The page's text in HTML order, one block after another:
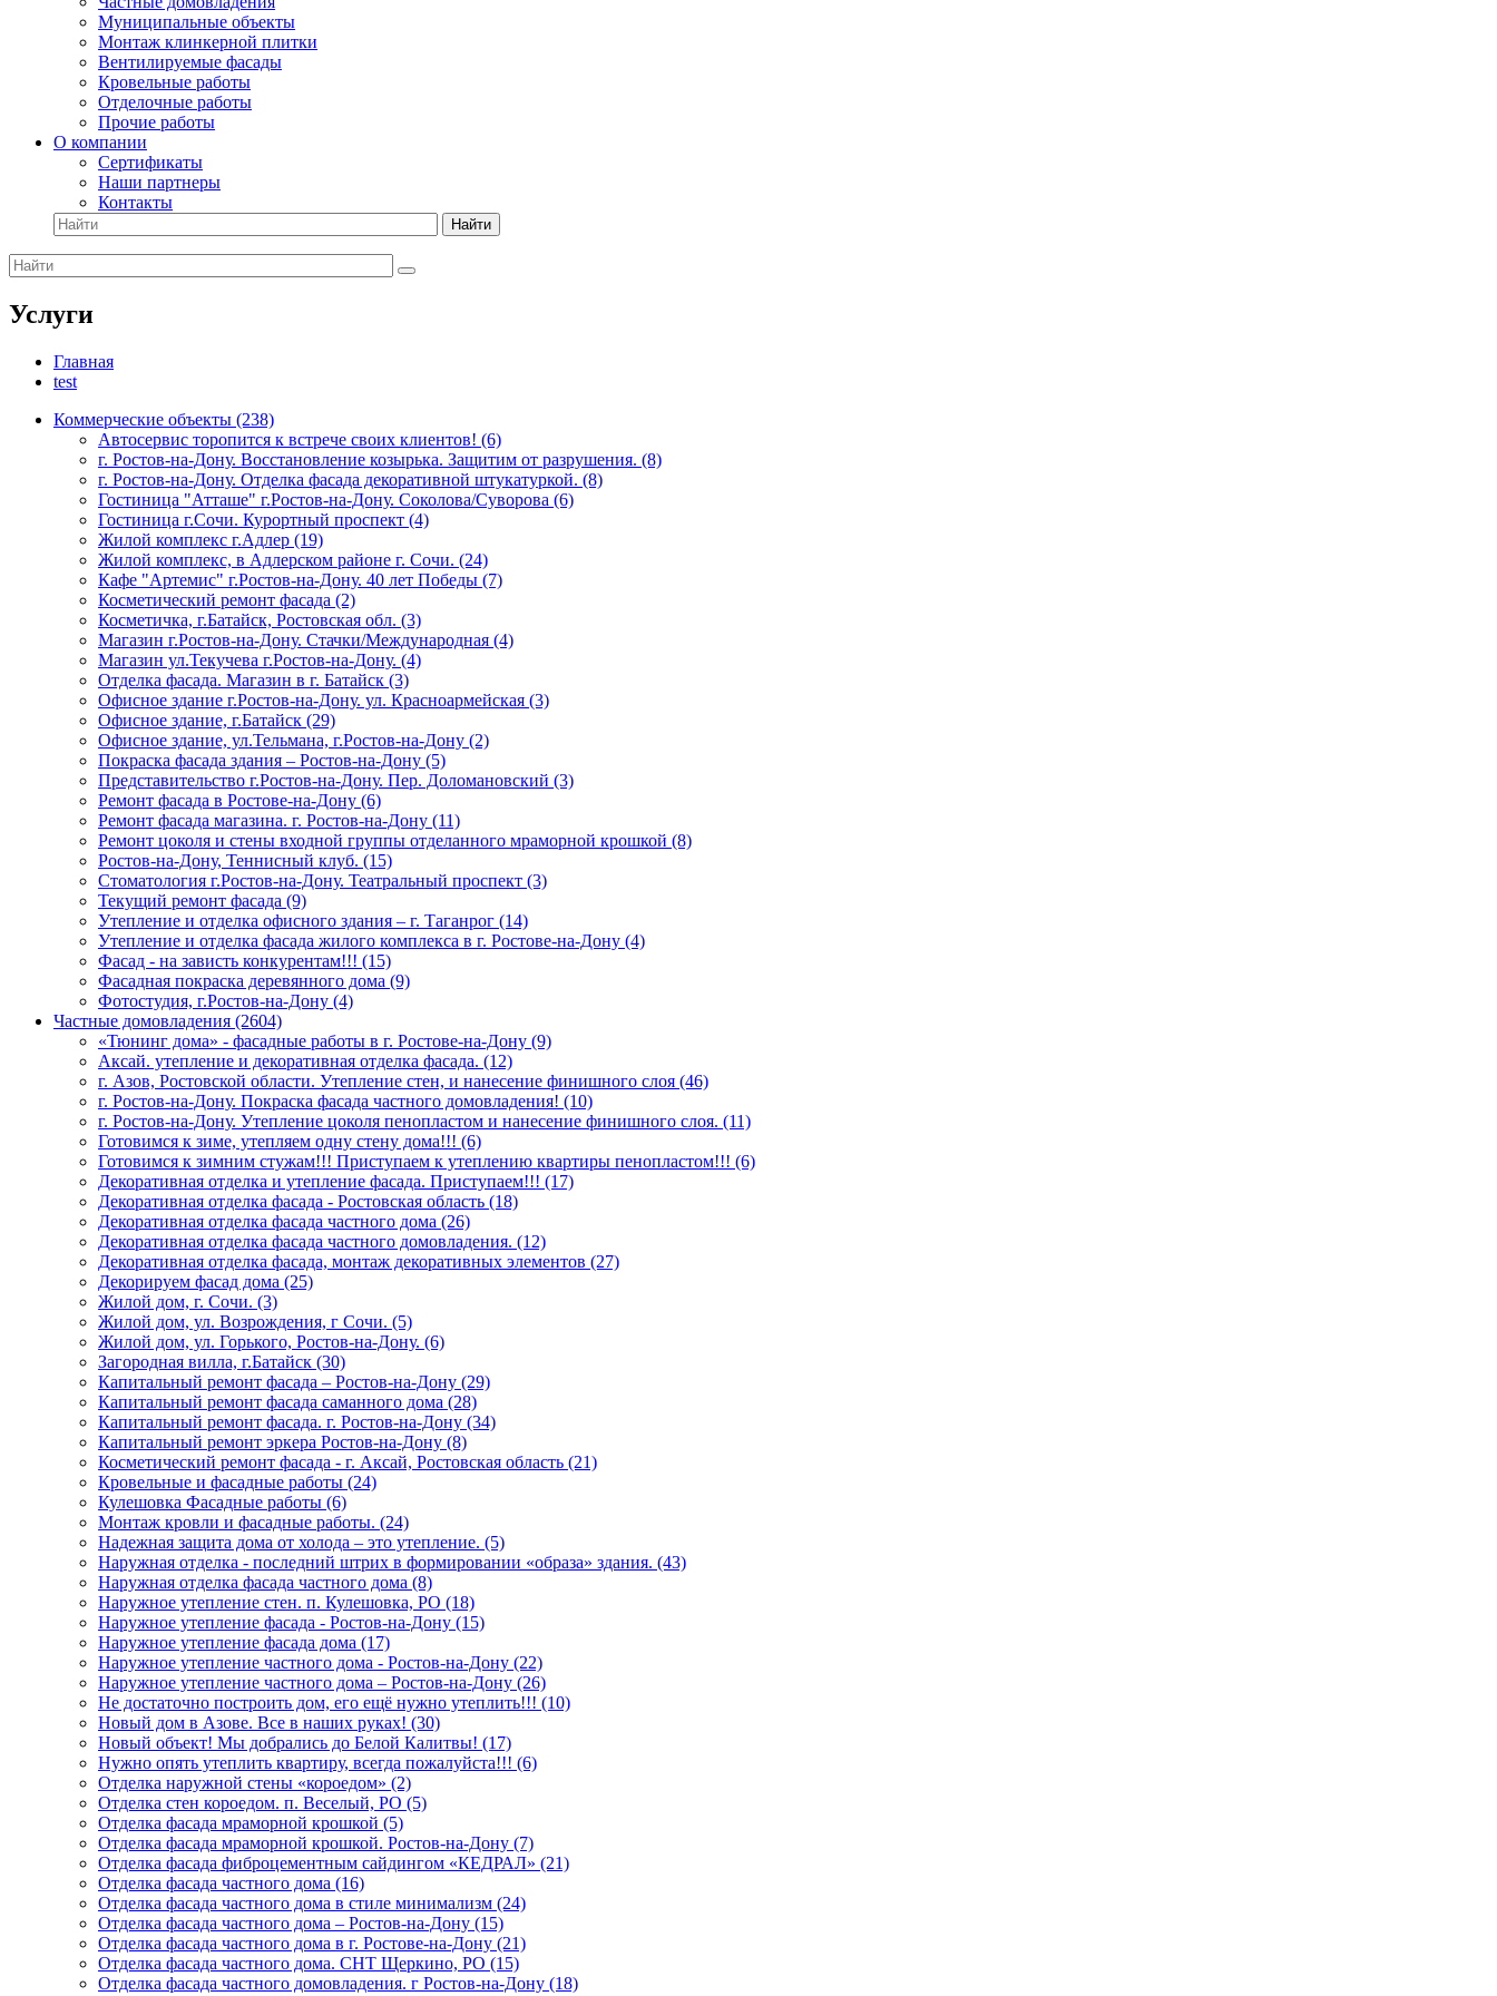
Муниципальные объекты
Монтаж клинкерной плитки
Вентилируемые фасады
Кровельные работы
Отделочные работы
Прочие работы
О компании
Сертификаты
Наши партнеры
Контакты
Найти
Услуги
Главная
test
Коммерческие объекты (238)
Автосервис торопится к встрече своих клиентов! (6)
г. Ростов-на-Дону. Восстановление козырька. Защитим от разрушения. (8)
г. Ростов-на-Дону. Отделка фасада декоративной штукатуркой. (8)
Гостиница "Атташе" г.Ростов-на-Дону. Соколова/Суворова (6)
Гостиница г.Сочи. Курортный проспект (4)
Жилой комплекс г.Адлер (19)
Жилой комплекс, в Адлерском районе г. Сочи. (24)
Кафе "Артемис" г.Ростов-на-Дону. 40 лет Победы (7)
Косметический ремонт фасада (2)
Косметичка, г.Батайск, Ростовская обл. (3)
Магазин г.Ростов-на-Дону. Стачки/Международная (4)
Магазин ул.Текучева г.Ростов-на-Дону. (4)
Отделка фасада. Магазин в г. Батайск (3)
Офисное здание г.Ростов-на-Дону. ул. Красноармейская (3)
Офисное здание, г.Батайск (29)
Офисное здание, ул.Тельмана, г.Ростов-на-Дону (2)
Покраска фасада здания – Ростов-на-Дону (5)
Представительство г.Ростов-на-Дону. Пер. Доломановский (3)
Ремонт фасада в Ростове-на-Дону (6)
Ремонт фасада магазина. г. Ростов-на-Дону (11)
Ремонт цоколя и стены входной группы отделанного мраморной крошкой (8)
Ростов-на-Дону, Теннисный клуб. (15)
Стоматология г.Ростов-на-Дону. Театральный проспект (3)
Текущий ремонт фасада (9)
Утепление и отделка офисного здания – г. Таганрог (14)
Утепление и отделка фасада жилого комплекса в г. Ростове-на-Дону (4)
Фасад - на зависть конкурентам!!! (15)
Фасадная покраска деревянного дома (9)
Фотостудия, г.Ростов-на-Дону (4)
Частные домовладения (2604)
«Тюнинг дома» - фасадные работы в г. Ростове-на-Дону (9)
Аксай. утепление и декоративная отделка фасада. (12)
г. Азов, Ростовской области. Утепление стен, и нанесение финишного слоя (46)
г. Ростов-на-Дону. Покраска фасада частного домовладения! (10)
г. Ростов-на-Дону. Утепление цоколя пенопластом и нанесение финишного слоя. (11)
Готовимся к зиме, утепляем одну стену дома!!! (6)
Готовимся к зимним стужам!!! Приступаем к утеплению квартиры пенопластом!!! (6)
Декоративная отделка и утепление фасада. Приступаем!!! (17)
Декоративная отделка фасада - Ростовская область (18)
Декоративная отделка фасада частного дома (26)
Декоративная отделка фасада частного домовладения. (12)
Декоративная отделка фасада, монтаж декоративных элементов (27)
Декорируем фасад дома (25)
Жилой дом, г. Сочи. (3)
Жилой дом, ул. Возрождения, г Сочи. (5)
Жилой дом, ул. Горького, Ростов-на-Дону. (6)
Загородная вилла, г.Батайск (30)
Капитальный ремонт фасада – Ростов-на-Дону (29)
Капитальный ремонт фасада саманного дома (28)
Капитальный ремонт фасада. г. Ростов-на-Дону (34)
Капитальный ремонт эркера Ростов-на-Дону (8)
Косметический ремонт фасада - г. Аксай, Ростовская область (21)
Кровельные и фасадные работы (24)
Кулешовка Фасадные работы (6)
Монтаж кровли и фасадные работы. (24)
Надежная защита дома от холода – это утепление. (5)
Наружная отделка - последний штрих в формировании «образа» здания. (43)
Наружная отделка фасада частного дома (8)
Наружное утепление стен. п. Кулешовка, РО (18)
Наружное утепление фасада - Ростов-на-Дону (15)
Наружное утепление фасада дома (17)
Наружное утепление частного дома - Ростов-на-Дону (22)
Наружное утепление частного дома – Ростов-на-Дону (26)
Не достаточно построить дом, его ещё нужно утеплить!!! (10)
Новый дом в Азове. Все в наших руках! (30)
Новый объект! Мы добрались до Белой Калитвы! (17)
Нужно опять утеплить квартиру, всегда пожалуйста!!! (6)
Отделка наружной стены «короедом» (2)
Отделка стен короедом. п. Веселый, РО (5)
Отделка фасада мраморной крошкой (5)
Отделка фасада мраморной крошкой. Ростов-на-Дону (7)
Отделка фасада фиброцементным сайдингом «КЕДРАЛ» (21)
Отделка фасада частного дома (16)
Отделка фасада частного дома в стиле минимализм (24)
Отделка фасада частного дома – Ростов-на-Дону (15)
Отделка фасада частного дома в г. Ростове-на-Дону (21)
Отделка фасада частного дома. СНТ Щеркино, РО (15)
Отделка фасада частного домовладения. г Ростов-на-Дону (18)